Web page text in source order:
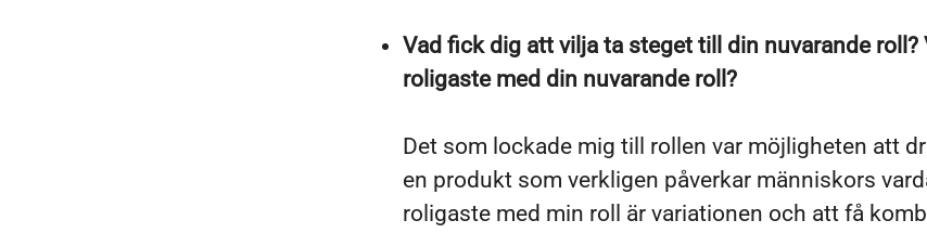
Vad fick dig att vilja ta steget till din nuvarande roll?
roligaste med din nuvarande roll?
Det som lockade mig till rollen var möjligheten att
en produkt som verkligen påverkar människors
roligaste med min roll är variationen och att få